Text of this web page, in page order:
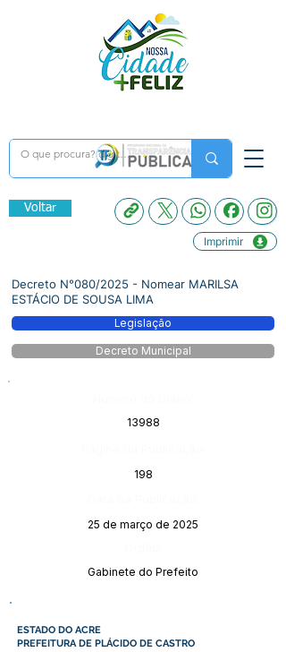
Voltar
Imprimir
Decreto N°080/2025 - Nomear MARILSA
ESTÁCIO DE SOUSA LIMA
Legislação
Decreto Municipal
13988
198
25 de março de 2025
Gabinete do Prefeito
ESTADO DO ACRE
PREFEITURA DE PLÁCIDO DE CASTRO